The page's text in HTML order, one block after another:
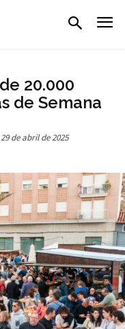
20.000
de Semana
29 de abril de 2025